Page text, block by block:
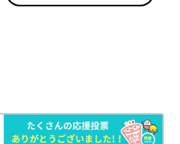
ったりしますが、それが寝返
んのやる気もアップします！